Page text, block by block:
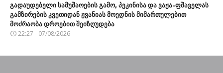
გადაუდებელი სამუშაოების გამო, პეკინისა და ვაჟა-ფშაველას
გამზირების კვეთიდან ჟვანიას მოედნის მიმართულებით
მოძრაობა დროებით შეიზღუდება
22:27 - 07/08/2026